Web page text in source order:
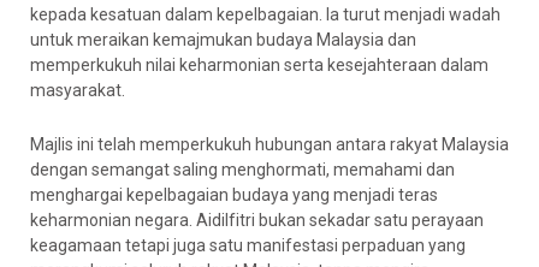
kepada kesatuan dalam kepelbagaian. Ia turut menjadi wadah
untuk meraikan kemajmukan budaya Malaysia dan
memperkukuh nilai keharmonian serta kesejahteraan dalam
masyarakat.
Majlis ini telah memperkukuh hubungan antara rakyat Malaysia
dengan semangat saling menghormati, memahami dan
menghargai kepelbagaian budaya yang menjadi teras
keharmonian negara. Aidilfitri bukan sekadar satu perayaan
keagamaan tetapi juga satu manifestasi perpaduan yang